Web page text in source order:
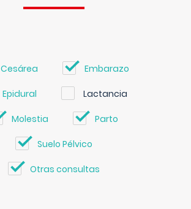
Cesárea Embarazo
Epidural Lactancia
Molestia Parto
Suelo Pélvico
Otras consultas